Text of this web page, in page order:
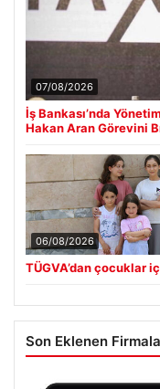
07/08/2026
İş Bankası’nda
Hakan Aran Görevini
06/08/2026
TÜGVA’dan çocuklar
Son Eklenen